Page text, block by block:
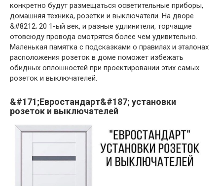
конкретно будут размещаться осветительные приборы,
домашняя техника, розетки и выключатели. На дворе
&#8212; 20 1-ый век, и разные удлинители, торчащие
отовсюду провода смотрятся более чем удивительно.
Маленькая памятка с подсказками о правилах и эталонах
расположения розеток в доме поможет избежать
обидных оплошностей при проектировании этих самых
розеток и выключателей.
&#171;Евростандарт&#187; установки
розеток и выключателей